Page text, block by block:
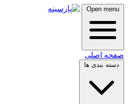
Open menu
صفحه اصلی
دسته بندی ها